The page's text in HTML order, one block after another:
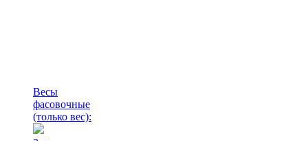
Весы
фасовочные
(только вес):